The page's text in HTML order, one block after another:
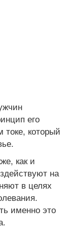
его
токе, который
как и
на
в целях
именно это